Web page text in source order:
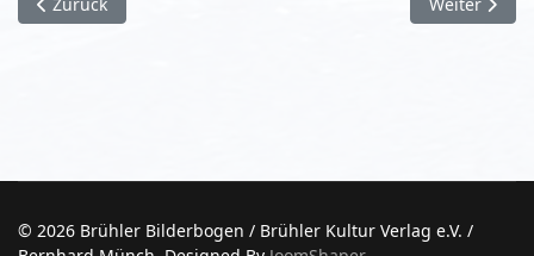
© 2026 Brühler Bilderbogen / Brühler Kultur Verlag e.V. /